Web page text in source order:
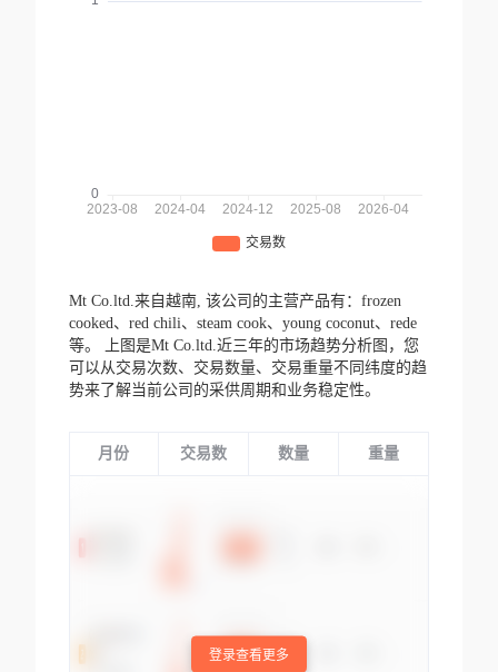
Mt Co.ltd.来自越南, 该公司的主营产品有：frozen
cooked、red chili、steam cook、young coconut、rede
等。
上图是Mt Co.ltd.近三年的市场趋势分析图，您
可以从交易次数、交易数量、交易重量不同纬度的趋
势来了解当前公司的采供周期和业务稳定性。
月份 交易数 数量 重量
登录查看更多